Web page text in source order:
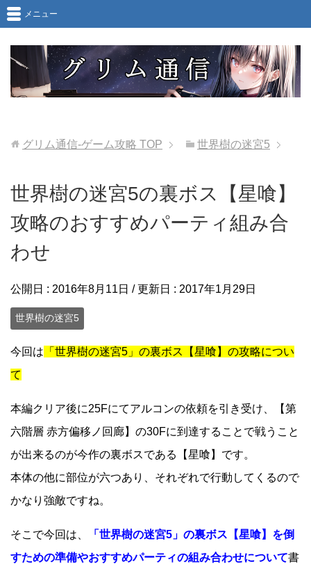
メニュー
グリム通信-ゲーム攻略 TOP 世界樹の迷宮5
世界樹の迷宮5の裏ボス【星喰】
攻略のおすすめパーティ組み合
わせ
公開日 : 2016年8月11日 / 更新日 : 2017年1月29日
世界樹の迷宮5
今回は 「世界樹の迷宮5」の裏ボス【星喰】の攻略につい
て
本編クリア後に25Fにてアルコンの依頼を引き受け、【第
六階層 赤方偏移ノ回廊】の30Fに到達することで戦うこと
が出来るのが今作の裏ボスである【星喰】です。
本体の他に部位が六つあり、それぞれで行動してくるので
かなり強敵ですね。
そこで今回は、
「世界樹の迷宮5」の裏ボス【星喰】を倒
すための準備やおすすめパーティの組み合わせについて書